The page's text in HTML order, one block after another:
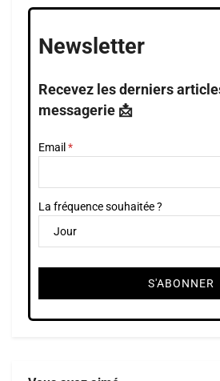
Newsletter
Recevez les derniers
messagerie 📩
Email
La fréquence souhaitée ?